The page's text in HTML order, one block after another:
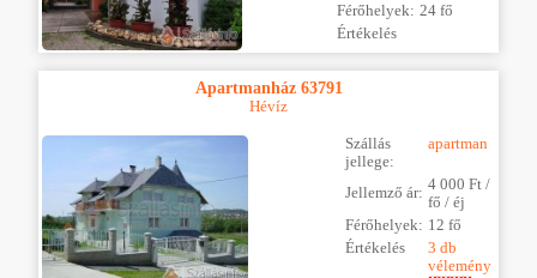
Férőhelyek: 24 fő
Értékelés
Apartmanház 63791
Hévíz
Szállás
jellege:
apartman
Jellemző ár: 4 000 Ft /
fő / éj
Férőhelyek: 12 fő
Értékelés
3 db
vélemény